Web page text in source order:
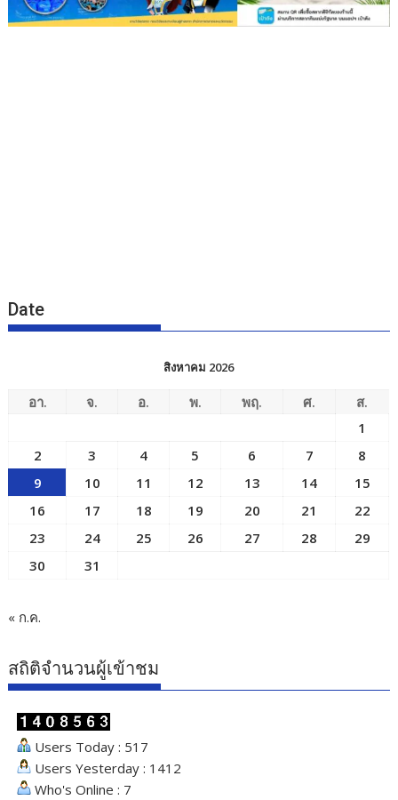
Date
สิงหาคม 2026
อา. จ. อ. พ. พฤ. ศ.
ส.
1
2
3 4 5 6 7
8
9
10 11 12 13 14
15
16
17 18 19 20 21
22
23
24 25 26 27 28
29
30
31
« ก.ค.
สถิติจำนวนผู้เข้าชม
Users Today : 517
Users Yesterday : 1412
Who's Online : 7